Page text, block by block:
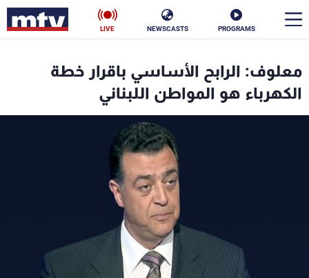
PROGRAMS
NEWSCASTS
LIVE
معلوف: الرابح الأساسي باقرار خطة
الكهرباء هو المواطن اللبناني
الأخبار
ناس
فن
رياضة